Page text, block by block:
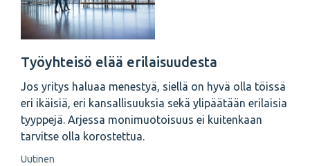
Työyhteisö elää erilaisuudesta
Jos yritys haluaa menestyä, siellä on hyvä olla töissä
eri ikäisiä, eri kansallisuuksia sekä ylipäätään erilaisia
tyyppejä. Arjessa monimuotoisuus ei kuitenkaan
tarvitse olla korostettua.
Uutinen